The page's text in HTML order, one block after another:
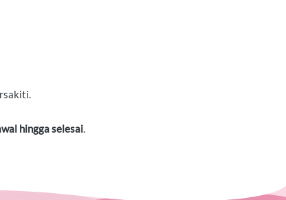
hingga selesai.